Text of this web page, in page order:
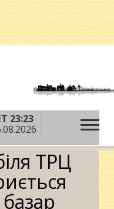
23:23біля ТРЦ "Київ"
ТРЦ